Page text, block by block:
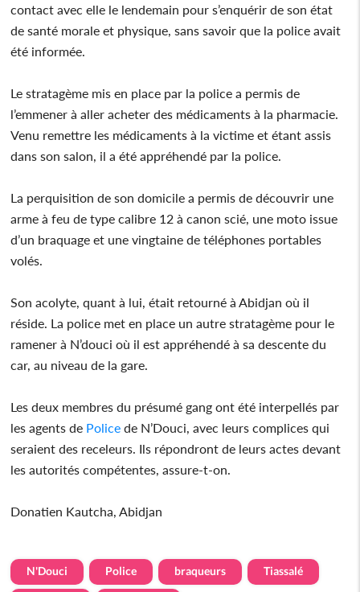
contact avec elle le lendemain pour s’enquérir de son état
de santé morale et physique, sans savoir que la police avait
été informée.
Le stratagème mis en place par la police a permis de
l’emmener à aller acheter des médicaments à la pharmacie.
Venu remettre les médicaments à la victime et étant assis
dans son salon, il a été appréhendé par la police.
La perquisition de son domicile a permis de découvrir une
arme à feu de type calibre 12 à canon scié, une moto issue
d’un braquage et une vingtaine de téléphones portables
volés.
Son acolyte, quant à lui, était retourné à Abidjan où il
réside. La police met en place un autre stratagème pour le
ramener à N’douci où il est appréhendé à sa descente du
car, au niveau de la gare.
Les deux membres du présumé gang ont été interpellés par
les agents de Police de N’Douci, avec leurs complices qui
seraient des receleurs. Ils répondront de leurs actes devant
les autorités compétentes, assure-t-on.
Donatien Kautcha, Abidjan
N'Douci Police braqueurs Tiassalé